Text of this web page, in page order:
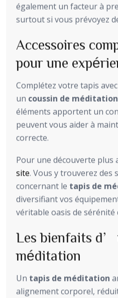
également un facteur à
surtout si vous prévoyez
Accessoires
pour une
Complétez votre tapis
un coussin de méditation
éléments apportent un
peuvent vous aider à
correcte.
Pour une découverte plus
site. Vous y trouverez des
concernant le tapis de
diversifiant vos
véritable oasis de sérénité
Les bienfaits
méditation
Un tapis de méditation
alignement corporel,